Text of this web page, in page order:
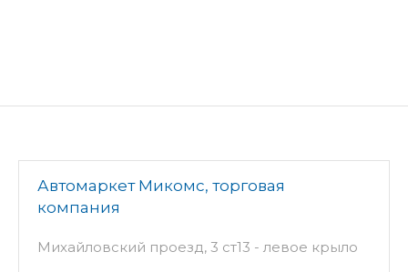
Автомаркет Микомс, торговая
компания
Михайловский проезд, 3 ст13 - левое крыло